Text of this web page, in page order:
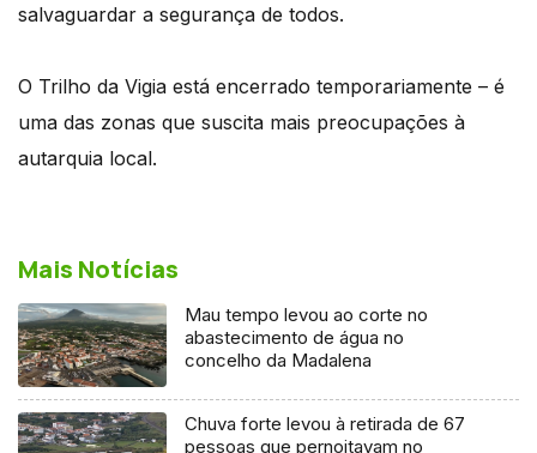
salvaguardar a segurança de todos.
O Trilho da Vigia está encerrado temporariamente – é
uma das zonas que suscita mais preocupações à
autarquia local.
Mais Notícias
Mau tempo levou ao corte no
abastecimento de água no
concelho da Madalena
Chuva forte levou à retirada de 67
pessoas que pernoitavam no